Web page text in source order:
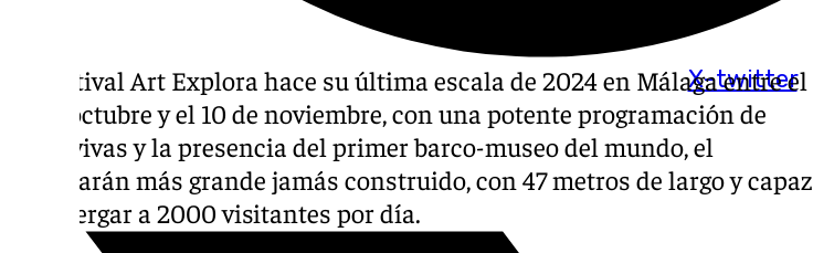
X-twitter
El Festival Art Explora hace su última escala de 2024 en Málaga entre el
31 de octubre y el 10 de noviembre, con una potente programación de
artes vivas y la presencia del primer barco-museo del mundo, el
catamarán más grande jamás construido, con 47 metros de largo y capaz
de albergar a 2000 visitantes por día.